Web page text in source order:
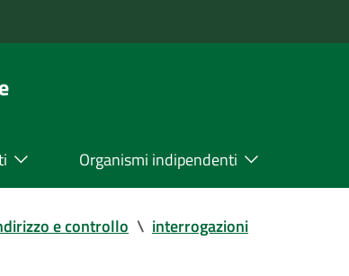
Organismi indipendenti
e controllo \ interrogazioni